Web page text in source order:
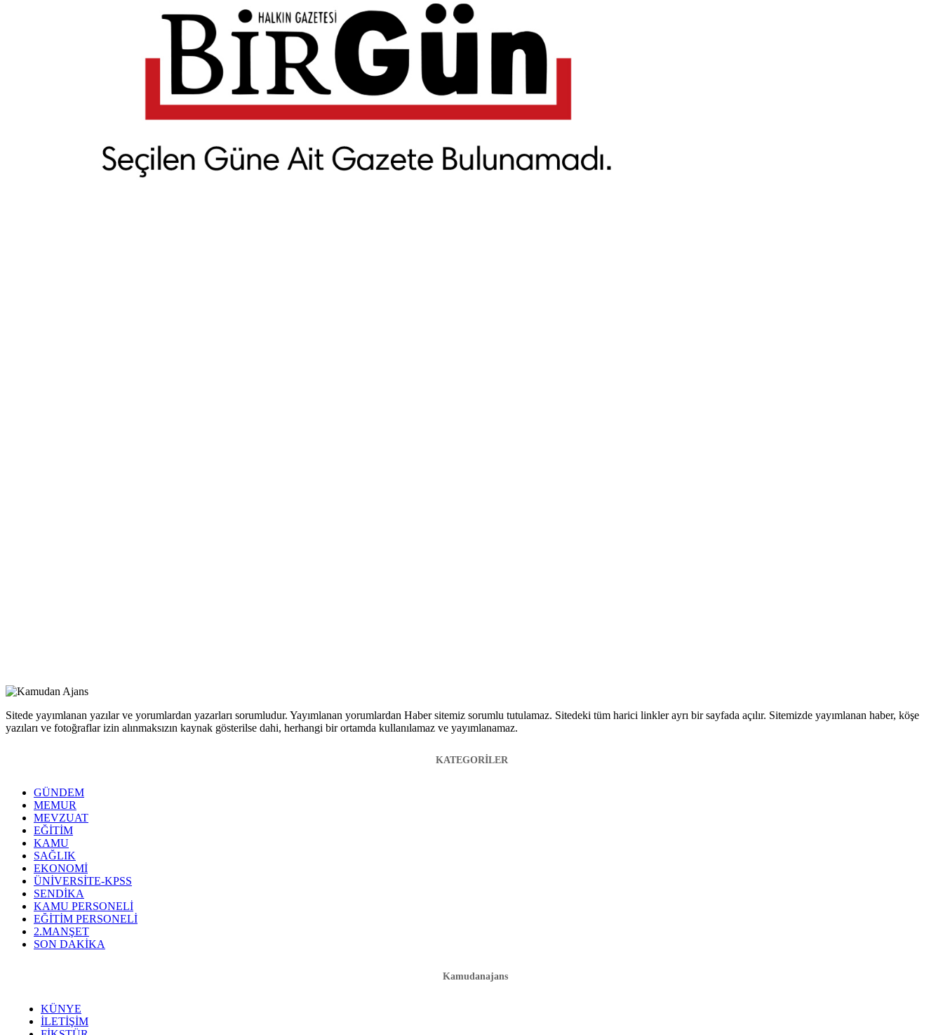
Sitede yayımlanan yazılar ve yorumlardan yazarları sorumludur. Yayımlanan yorumlardan Haber sitemiz sorumlu tutulamaz. Sitedeki tüm harici linkler ayrı bir sayfada açılır. Sitemizde yayımlanan haber, köşe
yazıları ve fotoğraflar izin alınmaksızın kaynak gösterilse dahi, herhangi bir ortamda kullanılamaz ve yayımlanamaz.
KATEGORİLER
GÜNDEM
MEMUR
MEVZUAT
EĞİTİM
KAMU
SAĞLIK
EKONOMİ
ÜNİVERSİTE-KPSS
SENDİKA
KAMU PERSONELİ
EĞİTİM PERSONELİ
2.MANŞET
SON DAKİKA
Kamudanajans
KÜNYE
İLETİŞİM